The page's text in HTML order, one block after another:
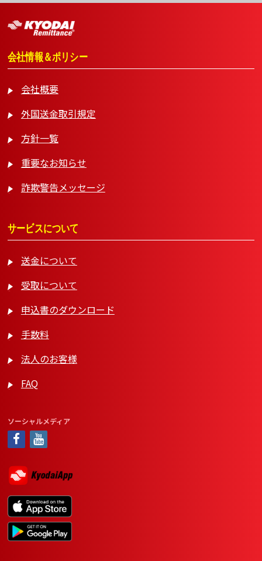
会社情報＆ポリシー
会社概要
外国送金取引規定
方針一覧
重要なお知らせ
詐欺警告メッセージ
サービスについて
送金について
受取について
申込書のダウンロード
手数料
法人のお客様
FAQ
ソーシャルメディア